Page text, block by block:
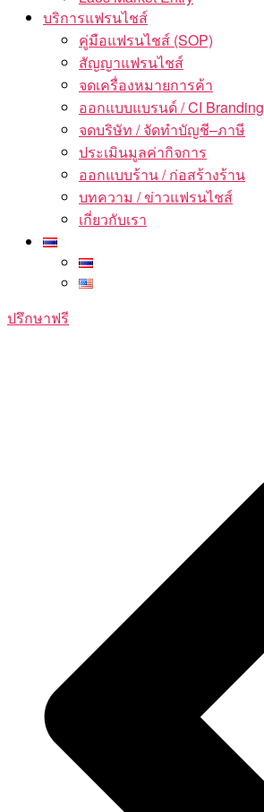
บริการแฟรนไชส์
คู่มือแฟรนไชส์ (SOP)
สัญญาแฟรนไชส์
จดเครื่องหมายการค้า
ออกแบบแบรนด์ / CI Branding
จดบริษัท / จัดทำบัญชี–ภาษี
ประเมินมูลค่ากิจการ
ออกแบบร้าน / ก่อสร้างร้าน
บทความ / ข่าวแฟรนไชส์
เกี่ยวกับเรา
ปรึกษาฟรี